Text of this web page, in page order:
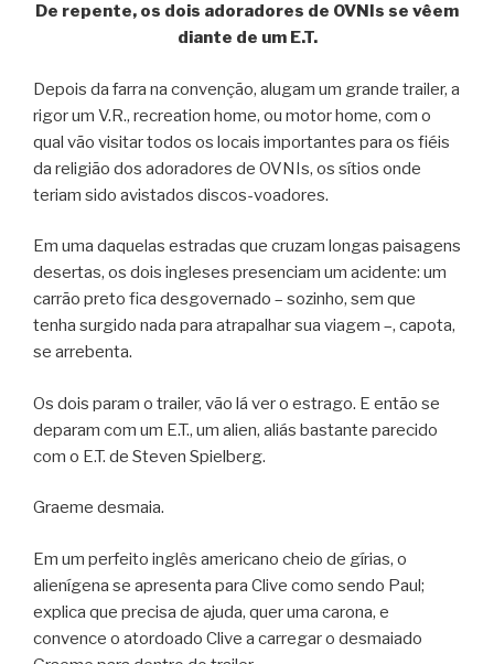
De repente, os dois adoradores de OVNIs se vêem
diante de um E.T.
Depois da farra na convenção, alugam um grande trailer, a
rigor um V.R., recreation home, ou motor home, com o
qual vão visitar todos os locais importantes para os fiéis
da religião dos adoradores de OVNIs, os sítios onde
teriam sido avistados discos-voadores.
Em uma daquelas estradas que cruzam longas paisagens
desertas, os dois ingleses presenciam um acidente: um
carrão preto fica desgovernado – sozinho, sem que
tenha surgido nada para atrapalhar sua viagem –, capota,
se arrebenta.
Os dois param o trailer, vão lá ver o estrago. E então se
deparam com um E.T., um alien, aliás bastante parecido
com o E.T. de Steven Spielberg.
Graeme desmaia.
Em um perfeito inglês americano cheio de gírias, o
alienígena se apresenta para Clive como sendo Paul;
explica que precisa de ajuda, quer uma carona, e
convence o atordoado Clive a carregar o desmaiado